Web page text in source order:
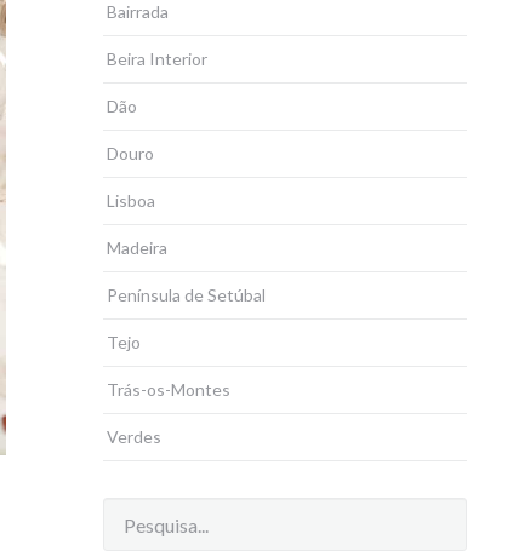
Bairrada
Beira Interior
Dão
Douro
Lisboa
Madeira
Península de Setúbal
Tejo
Trás-os-Montes
Verdes